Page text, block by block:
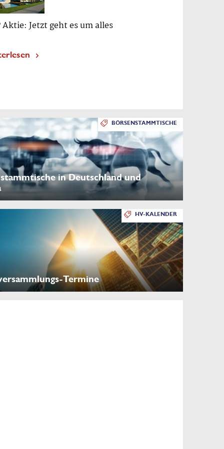
Aktie: Jetzt geht es um alles
BÖRSENSTAMMTISCHE
in Deutschland und
HV-KALENDER
Termine